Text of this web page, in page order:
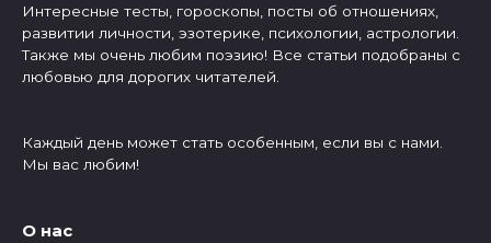
Интересные тесты, гороскопы, посты об отношениях,
развитии личности, эзотерике, психологии, астрологии.
Также мы очень любим поэзию! Все статьи подобраны с
любовью для дорогих читателей.
Каждый день может стать особенным, если вы с нами.
Мы вас любим!
О нас